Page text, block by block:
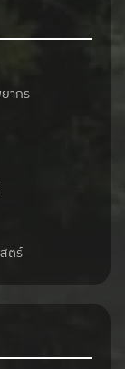
ากร
ตร์